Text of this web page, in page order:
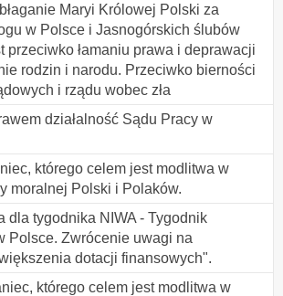
Maryi Królowej Polski za
w Polsce i Jasnogórskich ślubów
przeciwko łamaniu prawa i deprawacji
rodzin i narodu. Przeciwko bierności
i rządu wobec zła
działalność Sądu Pracy w
którego celem jest modlitwa w
moralnej Polski i Polaków.
dla tygodnika NIWA - Tygodnik
Polsce. Zwrócenie uwagi na
dotacji finansowych".
którego celem jest modlitwa w